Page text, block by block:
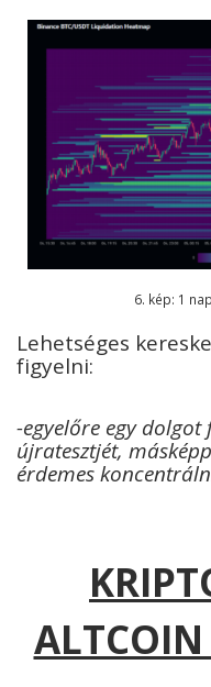
6. kép: 1
Lehetséges
figyelni:
-egyelőre egy dolgot
újratesztjét,
érdemes